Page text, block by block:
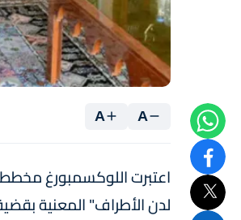
A
A
لدن الأطراف" المعنية